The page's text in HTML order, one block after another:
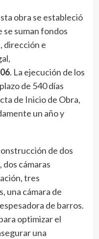
obra se estableció
se suman fondos
dirección e
. La ejecución de los
de 540 días
de Inicio de Obra,
un año y
de dos
cámaras
tres
una cámara de
de barros.
optimizar el
una